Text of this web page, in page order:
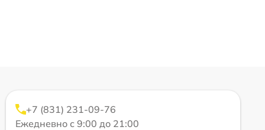
+7 (831) 231-09-76
Ежедневно с 9:00 до 21:00